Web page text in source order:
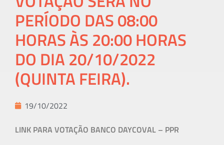
PERÍODO DAS 08:00
HORAS ÀS 20:00 HORAS
DO DIA 20/10/2022
(QUINTA FEIRA).
19/10/2022
LINK PARA VOTAÇÃO BANCO DAYCOVAL – PPR